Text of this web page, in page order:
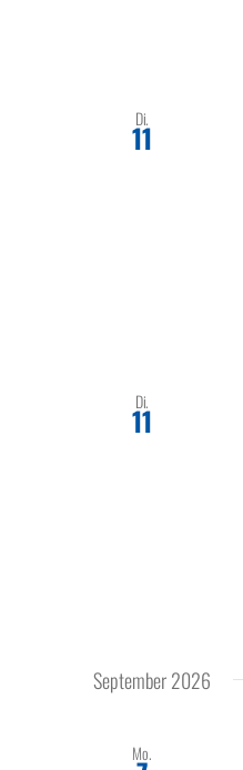
Di.
11
Di.
11
September 2026
Mo.